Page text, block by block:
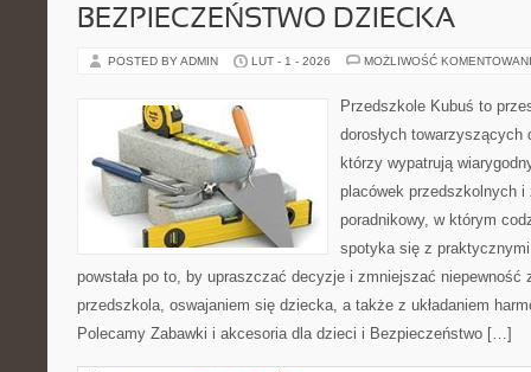
BEZPIECZEŃSTWO DZIECKA
POSTED BY ADMIN LUT - 1 - 2026 MOŻLIWOŚĆ
Przedszkole Kubuś to
dorosłych
którzy wypatrują
placówek przedszkolnych i
poradnikowy, w którym
spotyka się z
powstała po to, by upraszczać decyzje i zmniejszać niepewność
przedszkola, oswajaniem się dziecka, a także z układaniem
Polecamy Zabawki i akcesoria dla dzieci i Bezpieczeństwo […]